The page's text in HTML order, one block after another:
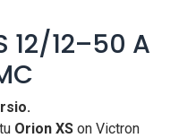
12/12–50 A
Orion XS on Victron